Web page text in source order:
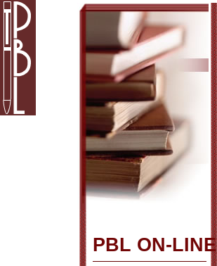
PBL ON-LINE